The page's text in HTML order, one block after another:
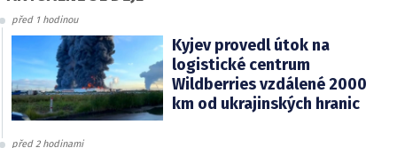
před 1 hodinou
Kyjev provedl útok na
logistické centrum
Wildberries vzdálené 2000
km od ukrajinských hranic
před 2 hodinami